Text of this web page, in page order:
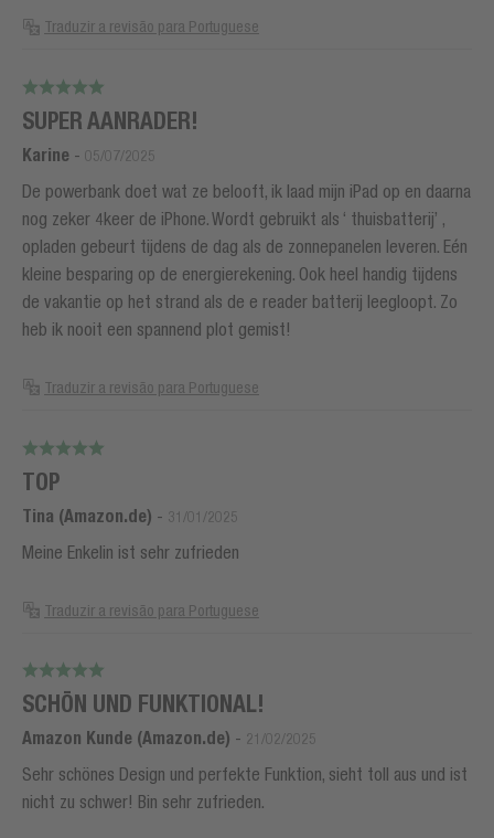
Traduzir a revisão para Portuguese
SUPER AANRADER!
Karine - 05/07/2025
De powerbank doet wat ze belooft, ik laad mijn iPad op en daarna
nog zeker 4keer de iPhone. Wordt gebruikt als ‘ thuisbatterij’ ,
opladen gebeurt tijdens de dag als de zonnepanelen leveren. Eén
kleine besparing op de energierekening. Ook heel handig tijdens
de vakantie op het strand als de e reader batterij leegloopt. Zo
heb ik nooit een spannend plot gemist!
Traduzir a revisão para Portuguese
TOP
Tina (Amazon.de) - 31/01/2025
Meine Enkelin ist sehr zufrieden
Traduzir a revisão para Portuguese
SCHÖN UND FUNKTIONAL!
Amazon Kunde (Amazon.de) - 21/02/2025
Sehr schönes Design und perfekte Funktion, sieht toll aus und ist
nicht zu schwer! Bin sehr zufrieden.